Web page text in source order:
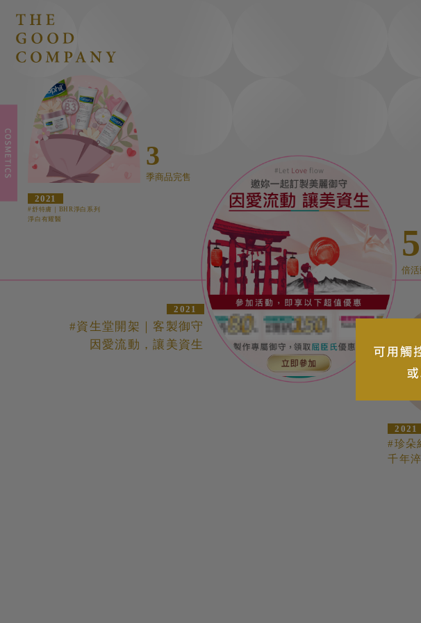
季商品完售
2021
#舒特膚｜BHR淨白系列
淨白有耀醫
3
倍
2021
#資生堂開架｜客製御守
因愛流動，讓美資生
5
2021
#珍朵
千年